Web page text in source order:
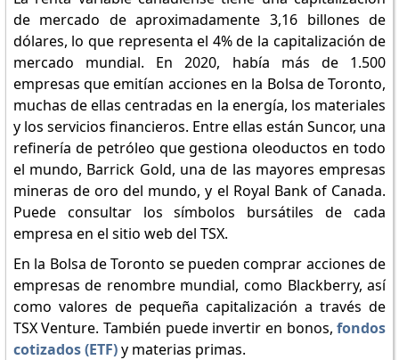
de mercado de aproximadamente 3,16 billones de
dólares, lo que representa el 4% de la capitalización de
mercado mundial. En 2020, había más de 1.500
empresas que emitían acciones en la Bolsa de Toronto,
muchas de ellas centradas en la energía, los materiales
y los servicios financieros. Entre ellas están Suncor, una
refinería de petróleo que gestiona oleoductos en todo
el mundo, Barrick Gold, una de las mayores empresas
mineras de oro del mundo, y el Royal Bank of Canada.
Puede consultar los símbolos bursátiles de cada
empresa en el sitio web del TSX.
En la Bolsa de Toronto se pueden comprar acciones de
empresas de renombre mundial, como Blackberry, así
como valores de pequeña capitalización a través de
TSX Venture. También puede invertir en bonos,fondos
cotizados (ETF)y materias primas.